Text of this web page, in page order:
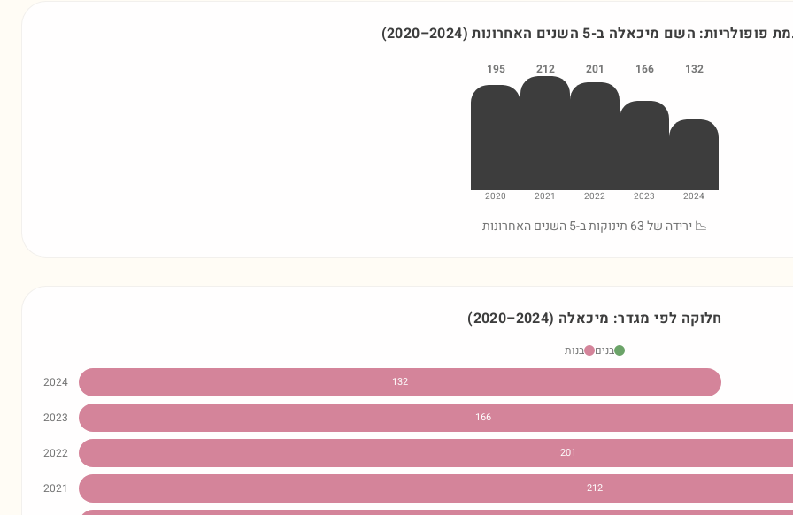
פופולריות: השם מיכאלה ב-5 השנים האחרונות (2020–2024)
132
2024
166
2023
201
2022
212
2021
195
2020
📉 ירידה של 63 תינוקות ב-5 השנים האחרונות
חלוקה לפי מגדר: מיכאלה (2020–2024)
בנים
בנות
2024
132
2023 166
2022 201
2021 212